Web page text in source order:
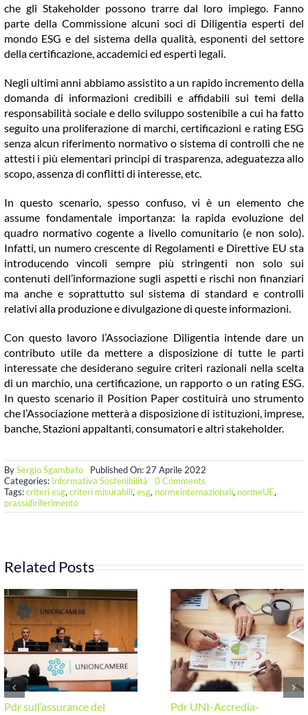
che gli Stakeholder possono trarre dal loro impiego. Fanno
parte della Commissione alcuni soci di Diligentia esperti del
mondo ESG e del sistema della qualità, esponenti del settore
della certificazione, accademici ed esperti legali.
Negli ultimi anni abbiamo assistito a un rapido incremento della
domanda di informazioni credibili e affidabili sui temi della
responsabilità sociale e dello sviluppo sostenibile a cui ha fatto
seguito una proliferazione di marchi, certificazioni e rating ESG
senza alcun riferimento normativo o sistema di controlli che ne
attesti i più elementari principi di trasparenza, adeguatezza allo
scopo, assenza di conflitti di interesse, etc.
In questo scenario, spesso confuso, vi è un elemento che
assume fondamentale importanza: la rapida evoluzione del
quadro normativo cogente a livello comunitario (e non solo).
Infatti, un numero crescente di Regolamenti e Direttive EU sta
introducendo vincoli sempre più stringenti non solo sui
contenuti dell’informazione sugli aspetti e rischi non finanziari
ma anche e soprattutto sul sistema di standard e controlli
relativi alla produzione e divulgazione di queste informazioni.
Con questo lavoro l’Associazione Diligentia intende dare un
contributo utile da mettere a disposizione di tutte le parti
interessate che desiderano seguire criteri razionali nella scelta
di un marchio, una certificazione, un rapporto o un rating ESG.
In questo scenario il Position Paper costituirà uno strumento
che l’Associazione metterà a disposizione di istituzioni, imprese,
banche, Stazioni appaltanti, consumatori e altri stakeholder.
BySergio Sgambato
Published On: 27 Aprile 2022
Categories: Informativa Sostenibilità 0 Commentson
Una
Tecnica
Tags:criteri esg, criteri misurabili, esg, normeinternazionali, normeUE,
prassidiriferimento
Related Posts
Pdr sull’assurance del
Pdr UNI-Accredia-